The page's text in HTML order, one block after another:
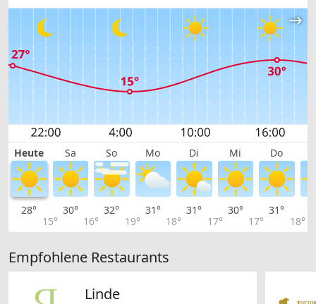
Heute Sa So Mo Di Mi Do
28°
15°
30°
16°
32°
19°
31°
18°
31°
17°
30°
17°
31°
18°
Empfohlene Restaurants
Linde